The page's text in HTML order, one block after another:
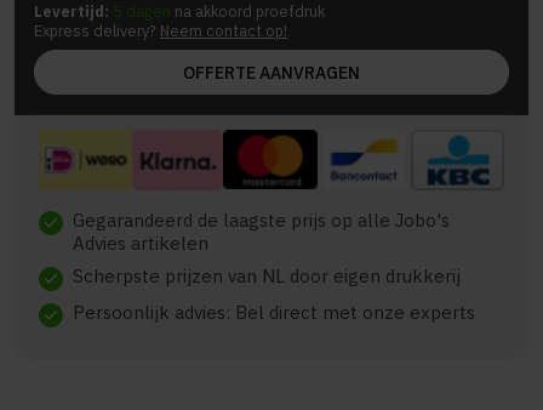
Levertijd: 5 dagen na akkoord proefdruk
Express delivery? Neem contact op!
OFFERTE AANVRAGEN
check Gegarandeerd de laagste prijs op alle Jobo's
Advies artikelen
check Scherpste prijzen van NL door eigen drukkerij
check Persoonlijk advies: Bel direct met onze experts